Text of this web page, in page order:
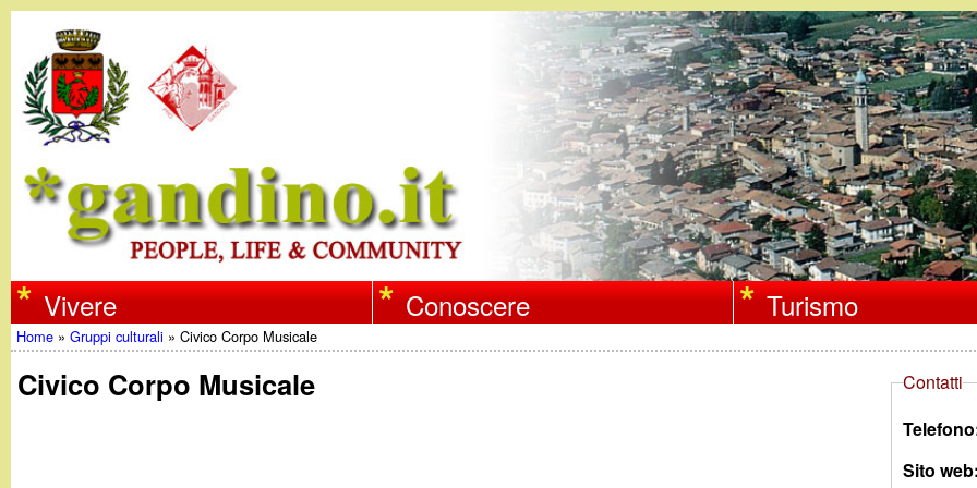
Salta
al
contenuto
principale
w
w
w
Vivere Conoscere Turismo
Tu
sei
Home »Gruppi culturali »Civico Corpo Musicale
Civico Corpo Musicale
Contatti
Sito web: